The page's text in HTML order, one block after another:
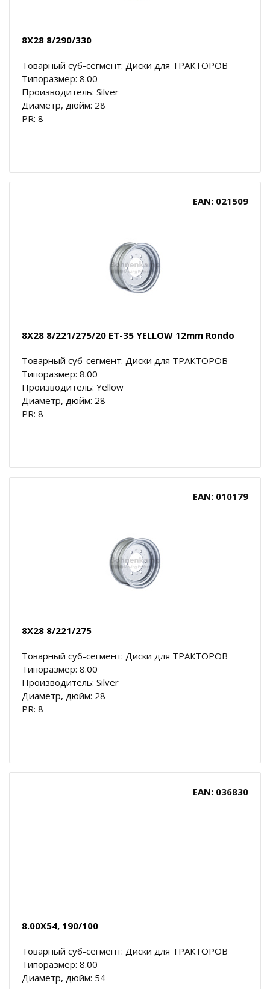
8X28 8/290/330
Товарный суб-сегмент: Диски для ТРАКТОРОВ
Типоразмер: 8.00
Производитель: Silver
Диаметр, дюйм: 28
PR: 8
EAN: 021509
8X28 8/221/275/20 ET-35 YELLOW 12mm Rondo
Товарный суб-сегмент: Диски для ТРАКТОРОВ
Типоразмер: 8.00
Производитель: Yellow
Диаметр, дюйм: 28
PR: 8
EAN: 010179
8X28 8/221/275
Товарный суб-сегмент: Диски для ТРАКТОРОВ
Типоразмер: 8.00
Производитель: Silver
Диаметр, дюйм: 28
PR: 8
EAN: 036830
8.00X54, 190/100
Товарный суб-сегмент: Диски для ТРАКТОРОВ
Типоразмер: 8.00
Диаметр, дюйм: 54